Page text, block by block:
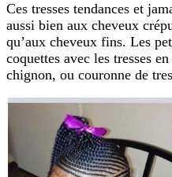
Ces tresses tendances et
aussi bien aux cheveux
qu’aux cheveux fins. Les
coquettes avec les tresses
chignon, ou couronne de